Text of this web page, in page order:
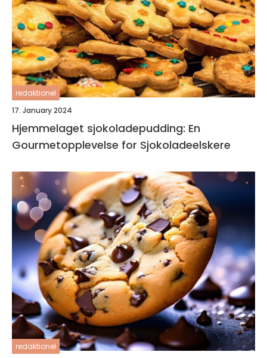
redaktionel
17. January 2024
Hjemmelaget sjokoladepudding: En
Gourmetopplevelse for Sjokoladeelskere
redaktionel